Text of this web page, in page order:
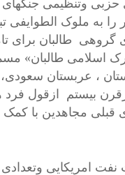
وتنظیمی جنگهای
به ملوک الطوایفی
گروهی طالبان برای
اسلامی طالبان»
، عربستان سعودی،
بیستم ازقول
مجاهدین با کمک
یک شرکت نفت امریکایی